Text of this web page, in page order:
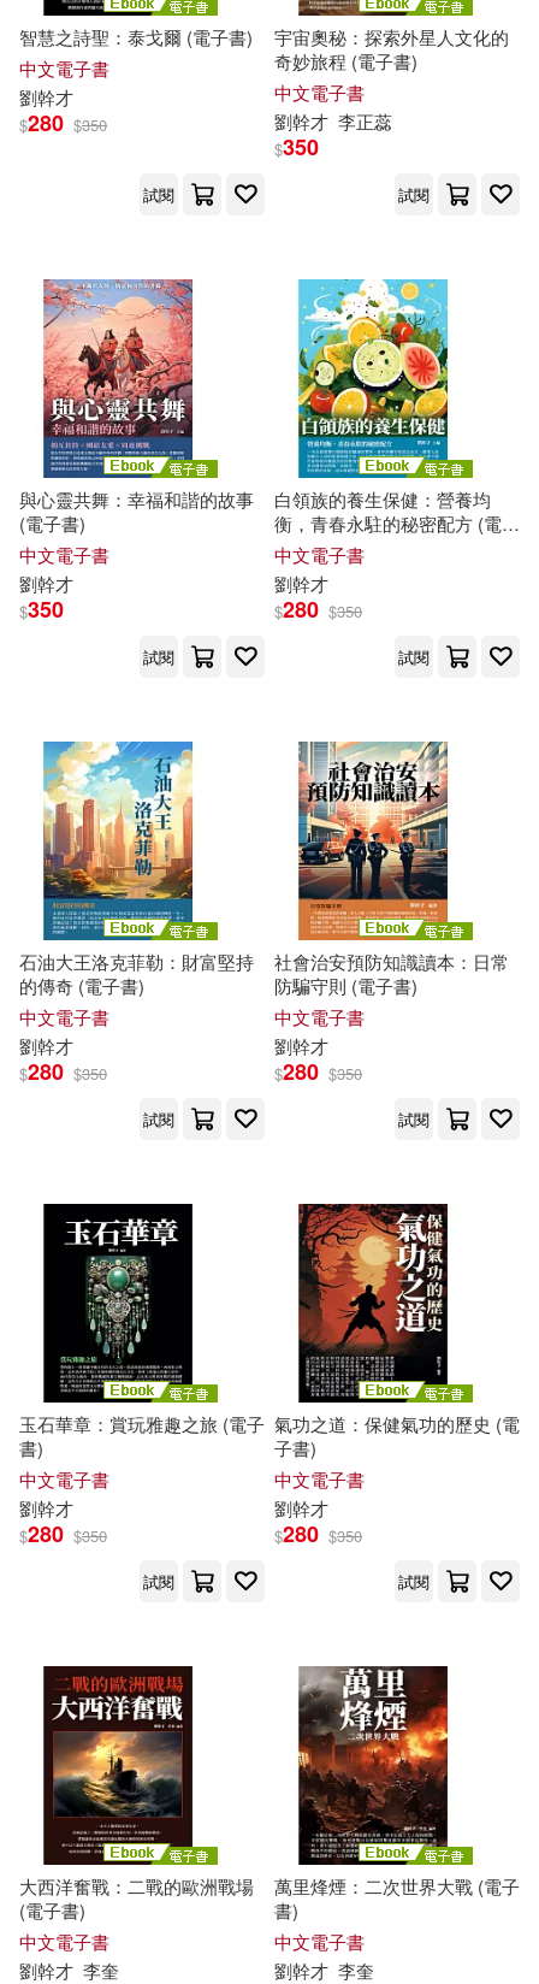
智慧之詩聖：泰戈爾 (電子書)
中文電子書
劉幹才
$280 $350
試閱
宇宙奧秘：探索外星人文化的
奇妙旅程 (電子書)
中文電子書
劉幹才 李正蕊
$350
試閱
與心靈共舞：幸福和諧的故事
(電子書)
中文電子書
劉幹才
$350
試閱
白領族的養生保健：營養均
衡，青春永駐的秘密配方 (電子
書)
中文電子書
劉幹才
$280 $350
試閱
石油大王洛克菲勒：財富堅持
的傳奇 (電子書)
中文電子書
劉幹才
$280 $350
試閱
社會治安預防知識讀本：日常
防騙守則 (電子書)
中文電子書
劉幹才
$280 $350
試閱
玉石華章：賞玩雅趣之旅 (電子
書)
中文電子書
劉幹才
$280 $350
試閱
氣功之道：保健氣功的歷史 (電
子書)
中文電子書
劉幹才
$280 $350
試閱
大西洋奮戰：二戰的歐洲戰場
(電子書)
中文電子書
劉幹才 李奎
萬里烽煙：二次世界大戰 (電子
書)
中文電子書
劉幹才 李奎